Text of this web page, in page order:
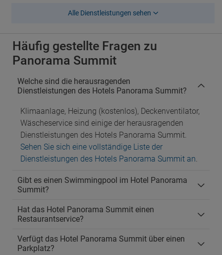
Alle Dienstleistungen sehen
Häufig gestellte Fragen zu
Panorama Summit
Welche sind die herausragenden
Dienstleistungen des Hotels Panorama Summit?
Klimaanlage, Heizung (kostenlos), Deckenventilator,
Wäscheservice sind einige der herausragenden
Dienstleistungen des Hotels Panorama Summit.
Sehen Sie sich eine vollständige Liste der
Dienstleistungen des Hotels Panorama Summit an.
Gibt es einen Swimmingpool im Hotel Panorama
Summit?
Hat das Hotel Panorama Summit einen
Restaurantservice?
Verfügt das Hotel Panorama Summit über einen
Parkplatz?